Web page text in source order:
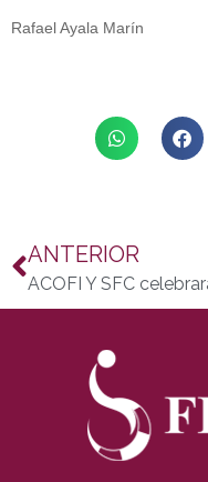
Rafael Ayala Marín
ANTERIOR